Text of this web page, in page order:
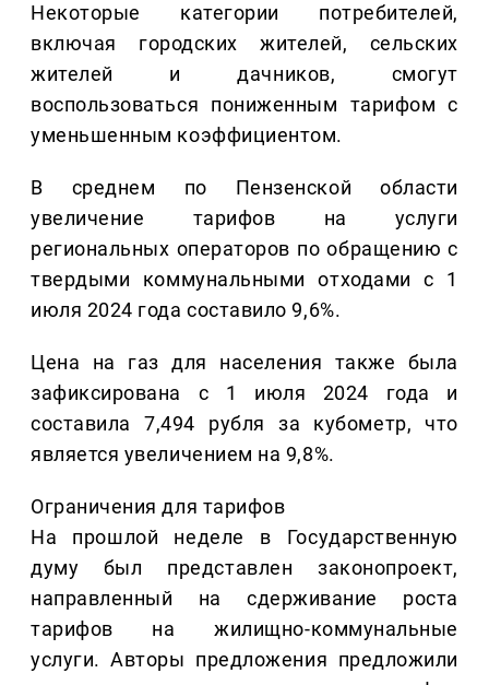
Некоторые категории потребителей,
включая городских жителей, сельских
жителей и дачников, смогут
воспользоваться пониженным тарифом с
уменьшенным коэффициентом.
В среднем по Пензенской области
увеличение тарифов на услуги
региональных операторов по обращению с
твердыми коммунальными отходами с 1
июля 2024 года составило 9,6%.
Цена на газ для населения также была
зафиксирована с 1 июля 2024 года и
составила 7,494 рубля за кубометр, что
является увеличением на 9,8%.
Ограничения для тарифов
На прошлой неделе в Государственную
думу был представлен законопроект,
направленный на сдерживание роста
тарифов на жилищно-коммунальные
услуги. Авторы предложения предложили